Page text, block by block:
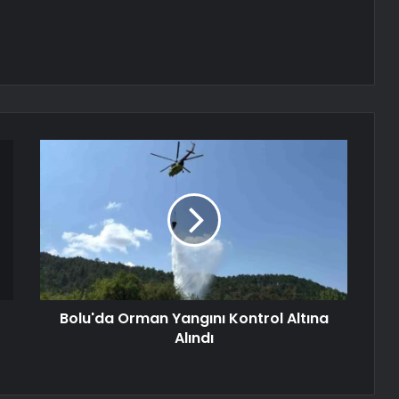
Bolu'da Orman Yangını Kontrol Altına
Alındı